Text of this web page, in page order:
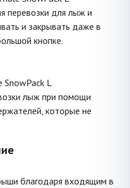
перевозки для лыж и
и закрывать даже в
кнопке.
лыж при помощи
которые не
благодаря входящим в